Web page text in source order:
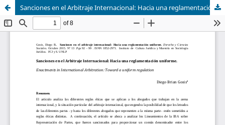
Sanciones en el Arbitraje Internacional: Hacia una reglamentación uniforme